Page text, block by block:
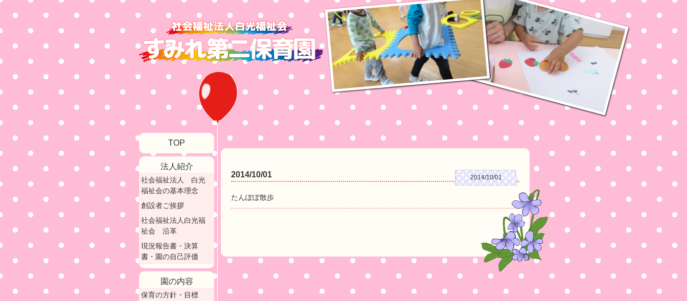
2014/10/01
2014/10/01
たんぽぽ散歩
TOP
法人紹介
社会福祉法人 白光
福祉会の基本理念
創設者ご挨拶
社会福祉法人白光福
祉会 沿革
現況報告書・決算
書・園の自己評価
園の内容
保育の方針・目標